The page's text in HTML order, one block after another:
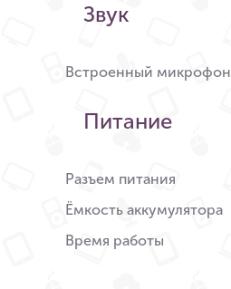
Звук
Встроенный микрофон
Питание
Разъем питания
Ёмкость аккумулятора
Время работы